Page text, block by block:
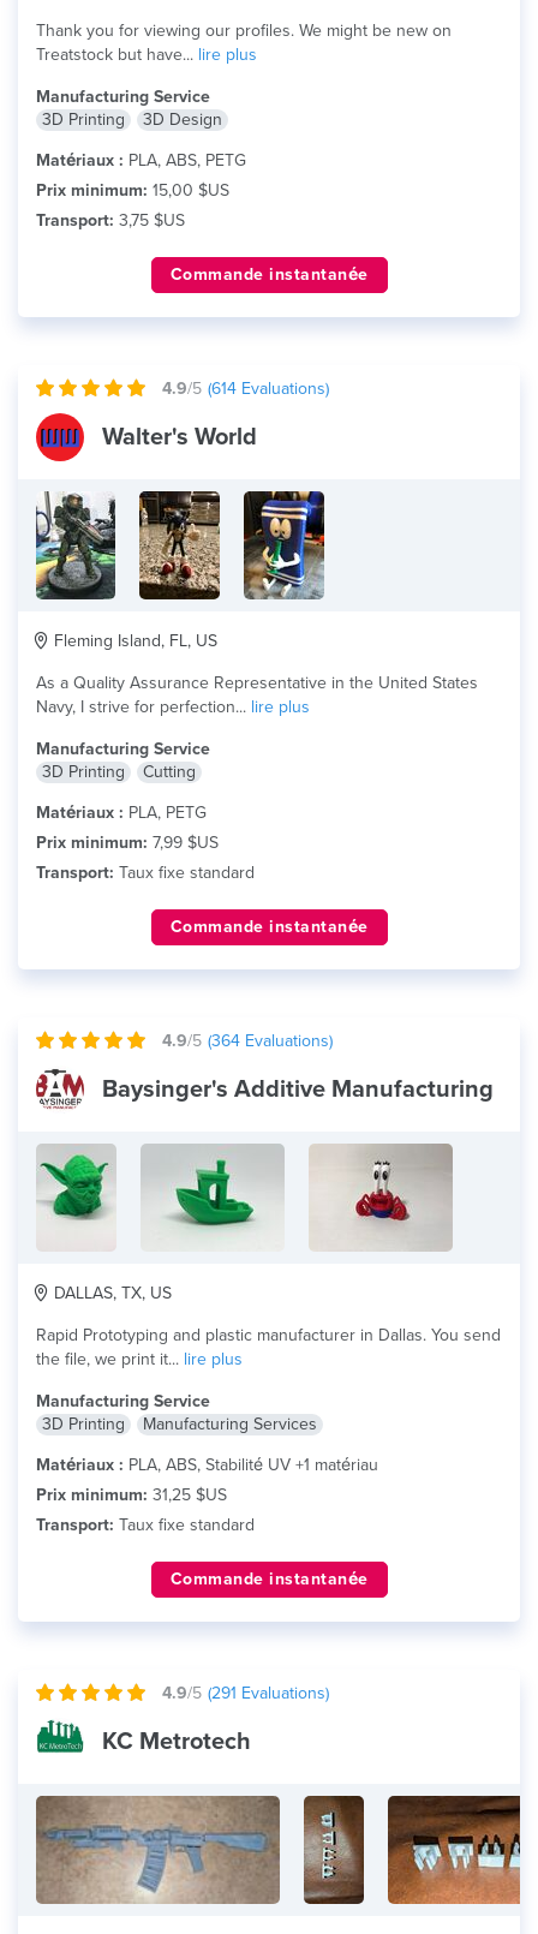
Thank you for viewing our profiles. We might be new on
Treatstock but have... lire plus
Manufacturing Service
3D Printing
3D Design
Matériaux : PLA, ABS, PETG
Prix minimum: 15,00 $US
Transport: 3,75 $US
Commande instantanée
4.9/5 (614 Evaluations)
Walter's World
Fleming Island, FL, US
As a Quality Assurance Representative in the United States
Navy, I strive for perfection... lire plus
Manufacturing Service
3D Printing
Cutting
Matériaux : PLA, PETG
Prix minimum: 7,99 $US
Transport: Taux fixe standard
Commande instantanée
4.9/5 (364 Evaluations)
Baysinger's Additive Manufacturing
DALLAS, TX, US
Rapid Prototyping and plastic manufacturer in Dallas. You send
the file, we print it... lire plus
Manufacturing Service
3D Printing
Manufacturing Services
Matériaux : PLA, ABS, Stabilité UV +1 matériau
Prix minimum: 31,25 $US
Transport: Taux fixe standard
Commande instantanée
4.9/5 (291 Evaluations)
KC Metrotech